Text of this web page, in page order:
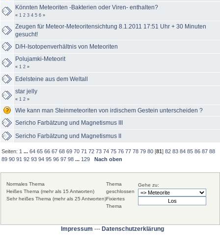
Könnten Meteoriten -Bakterien oder Viren- enthalten?
« 1 2 3 4 5 6 »
Zeugen für Meteor-Meteoritensichtung 8.1.2011 17:51 Uhr + 30 Minuten
gesucht!
D/H-Isotopenverhältnis von Meteoriten
Polujamki-Meteorit
« 1 2 »
Edelsteine aus dem Weltall
star jelly
« 1 2 »
Wie kann man Steinmeteoriten von irdischem Gestein unterscheiden ?
Sericho Farbätzung und Magnetismus III
Sericho Farbätzung und Magnetismus II
Seiten: 1 ...64 65 66 67 68 69 70 71 72 73 74 75 76 77 78 79 80 [81]82 83 84 85 86 87 88
89 90 91 92 93 94 95 96 97 98 ... 129 Nach oben
Gehe zu:
Normales Thema
Heißes Thema (mehr als 15 Antworten)
Sehr heißes Thema (mehr als 25 Antworten)
Thema
geschlossen
Fixiertes
Thema
Impressum --- Datenschutzerklärung